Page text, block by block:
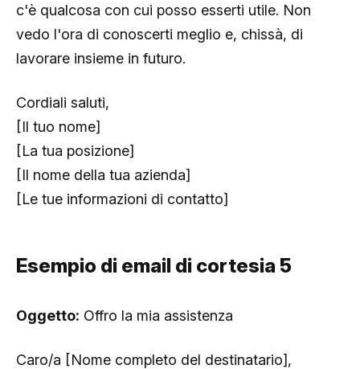
c'è qualcosa con cui posso esserti utile. Non
vedo l'ora di conoscerti meglio e, chissà, di
lavorare insieme in futuro.
Cordiali saluti,
[Il tuo nome]
[La tua posizione]
[Il nome della tua azienda]
[Le tue informazioni di contatto]
Esempio di email di cortesia 5
Oggetto: Offro la mia assistenza
Caro/a [Nome completo del destinatario],